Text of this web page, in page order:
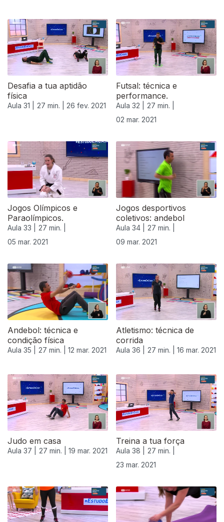
Desafia a tua aptidão
física
Aula 31 | 27 min. | 26 fev. 2021
Futsal: técnica e
performance.
Aula 32 |
27 min. |
02 mar. 2021
Jogos Olímpicos e
Paraolímpicos.
Aula 33 |
27 min. |
05 mar. 2021
Jogos desportivos
coletivos: andebol
Aula 34 |
27 min. |
09 mar. 2021
Andebol: técnica e
condição física
Aula 35 | 27 min. | 12 mar. 2021
Atletismo: técnica de
corrida
Aula 36 | 27 min. | 16 mar. 2021
530869
Judo em casa
Aula 37 | 27 min. | 19 mar. 2021
Treina a tua força
Aula 38 |
27 min. |
23 mar. 2021